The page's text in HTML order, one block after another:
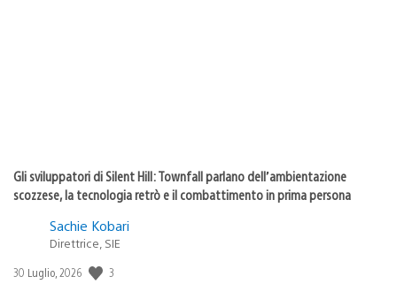
Gli sviluppatori di Silent Hill: Townfall parlano dell’ambientazione
scozzese, la tecnologia retrò e il combattimento in prima persona
Sachie Kobari
Direttrice, SIE
Data
30 Luglio, 2026 3